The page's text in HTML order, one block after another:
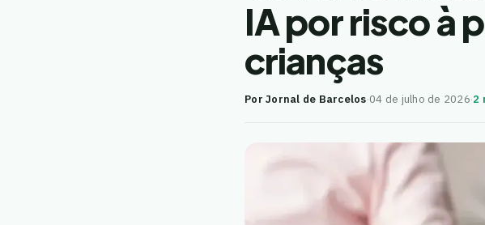
IA por risco à
crianças
Por Jornal de Barcelos·04 de julho de 2026·2